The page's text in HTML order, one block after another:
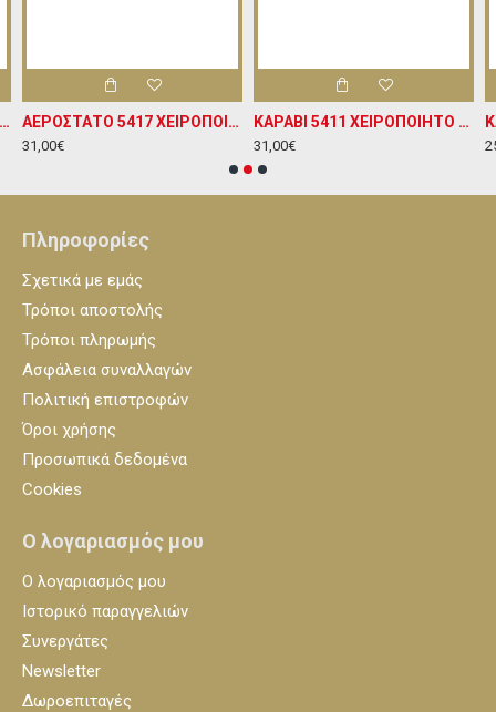
ΑΕΡΟΠΛΑΝΟ 5338 ΧΕΙΡΟΠΟΙΗΤΟ ΞΥΛΙΝΟ ΠΛΑΙΣΙΟ ΚΡΕΜΑΣΤΟ ΔΙΑΚΟΣΜΗΤΙΚΟ Υ24ΧΠ20 ΑΕΡΟΣΤΑΤΟ 5417 ΧΕΙΡΟΠΟΙΗΤΟ ΞΥΛΙΝΟ ΔΙΑΚΟΣΜΗΤΙΚΟ ΠΛΑΙΣΙΟ Υ24ΧΠ20
31,00€
ΚΑΡΑΒΙ 5411 ΧΕΙΡΟΠΟΙΗΤΟ ΞΥΛΙΝΟ ΚΡΕΜΑΣΤΟ ΔΙΑΚΟΣΜΗΤΙΚΟ ΠΛΑΙΣΙΟ Υ20ΧΠ24
31,00€
Πληροφορίες
Σχετικά με εμάς
Τρόποι αποστολής
Τρόποι πληρωμής
Ασφάλεια συναλλαγών
Πολιτική επιστροφών
Όροι χρήσης
Προσωπικά δεδομένα
Cookies
Ο λογαριασμός μου
Ο λογαριασμός μου
Ιστορικό παραγγελιών
Συνεργάτες
Newsletter
Δωροεπιταγές